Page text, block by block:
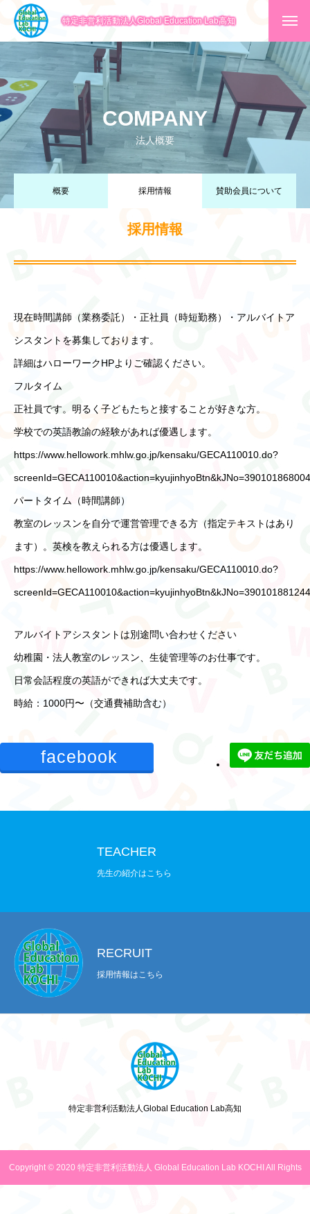
特定非営利活動法人Global Education Lab高知
Global Education Lab高知とは
フォトギャラリー
法人情報
お問い合わせ
COMPANY
法人概要
概要 採用情報 賛助会員について
採用情報
現在時間講師（業務委託）・正社員（時短勤務）・アルバイトア
シスタントを募集しております。
詳細はハローワークHPよりご確認ください。
フルタイム
正社員です。明るく子どもたちと接することが好きな方。
学校での英語教諭の経験があれば優遇します。
https://www.hellowork.mhlw.go.jp/kensaku/GECA110010.do?
パートタイム（時間講師）
教室のレッスンを自分で運営管理できる方（指定テキストはあり
ます）。英検を教えられる方は優遇します。
https://www.hellowork.mhlw.go.jp/kensaku/GECA110010.do?
アルバイトアシスタントは別途問い合わせください
幼稚園・法人教室のレッスン、生徒管理等のお仕事です。
日常会話程度の英語ができれば大丈夫です。
時給：1000円〜（交通費補助含む）
facebook
TEACHER
先生の紹介はこちら
RECRUIT
採用情報はこちら
特定非営利活動法人Global Education Lab高知
Copyright © 2020 特定非営利活動法人 Global Education Lab KOCHI All Rights